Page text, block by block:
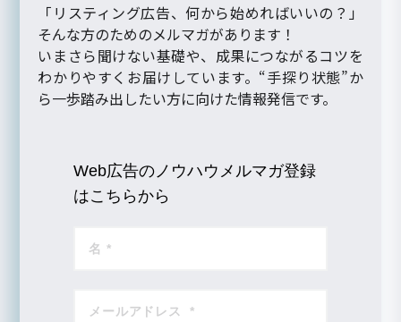
「リスティング広告、何から始めればいいの？」
そんな方のためのメルマガがあります！
いまさら聞けない基礎や、成果につながるコツを
わかりやすくお届けしています。“手探り状態”か
ら一歩踏み出したい方に向けた情報発信です。
Web広告のノウハウメルマガ登録
はこちらから